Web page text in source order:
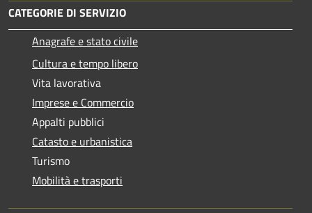
CATEGORIE DI SERVIZIO
Anagrafe e stato civile
Cultura e tempo libero
Vita lavorativa
Imprese e Commercio
Appalti pubblici
Catasto e urbanistica
Turismo
Mobilità e trasporti